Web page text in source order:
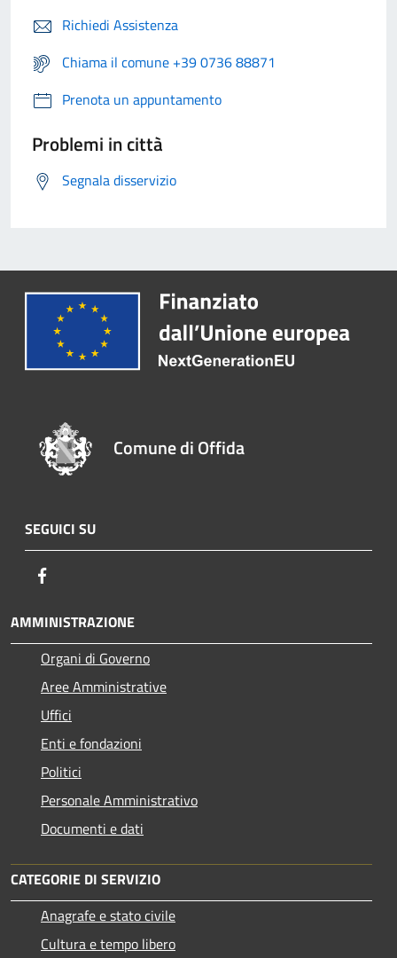
Richiedi Assistenza
Chiama il comune +39 0736 88871
Prenota un appuntamento
Problemi in città
Segnala disservizio
Comune di Offida
SEGUICI SU
AMMINISTRAZIONE
Organi di Governo
Aree Amministrative
Uffici
Enti e fondazioni
Politici
Personale Amministrativo
Documenti e dati
CATEGORIE DI SERVIZIO
Anagrafe e stato civile
Cultura e tempo libero